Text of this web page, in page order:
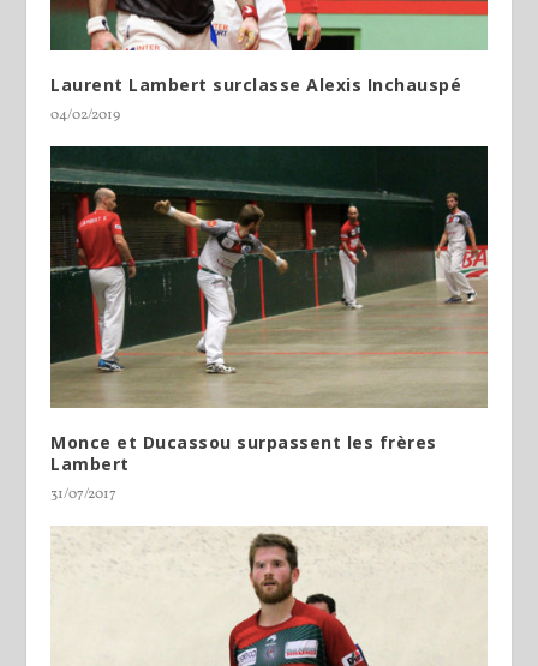
Laurent Lambert surclasse Alexis Inchauspé
04/02/2019
Monce et Ducassou surpassent les frères
Lambert
31/07/2017